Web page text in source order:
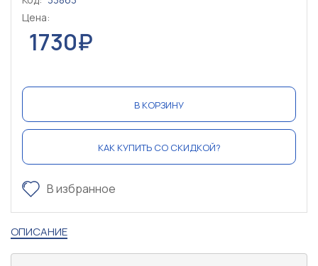
Цена:
1730₽
В КОРЗИНУ
КАК КУПИТЬ СО СКИДКОЙ?
В избранное
ОПИСАНИЕ